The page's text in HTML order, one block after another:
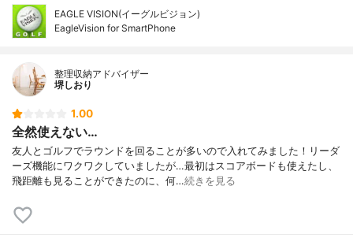
EAGLE VISION(イーグルビジョン)
EagleVision for SmartPhone
整理収納アドバイザー
堺しおり
1.00
全然使えない…
友人とゴルフでラウンドを回ることが多いので入れてみました！リーダ
ーズ機能にワクワクしていましたが…最初はスコアボードも使えたし、
飛距離も見ることができたのに、何…続きを見る